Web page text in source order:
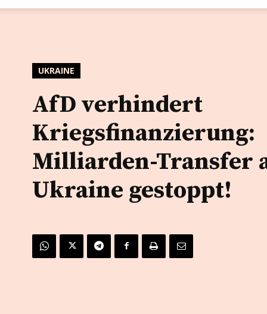
UKRAINE
AfD verhindert
Kriegsfinanzierung:
Milliarden-Transfer
Ukraine gestoppt!